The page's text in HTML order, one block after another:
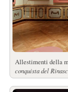
Allestimenti della
conquista del